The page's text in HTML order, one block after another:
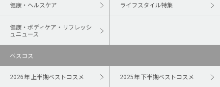
健康・ヘルスケア ライフスタイル特集
健康・ボディケア・リフレッシ
ュニュース
ベスコス
2026年 上半期ベストコスメ 2025年 下半期ベストコスメ